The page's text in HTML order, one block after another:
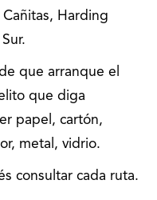
Cañitas, Harding
que arranque el
que diga
papel, cartón,
metal, vidrio.
consultar cada ruta.